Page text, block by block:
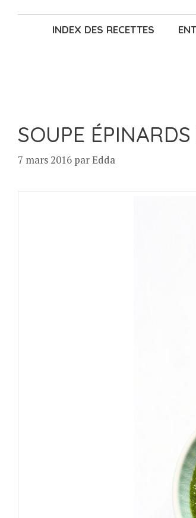
INDEX DES RECETTES
SOUPE
7 mars 2016 parEdda